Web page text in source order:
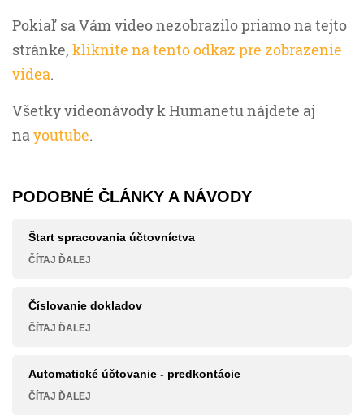
Pokiaľ sa Vám video nezobrazilo priamo na tejto
stránke, kliknite na tento odkaz pre zobrazenie
videa.
Všetky videonávody k Humanetu nájdete aj
nayoutube.
PODOBNÉ ČLÁNKY A NÁVODY
Štart spracovania účtovníctva
ČÍTAJ ĎALEJ
Číslovanie dokladov
ČÍTAJ ĎALEJ
Automatické účtovanie - predkontácie
ČÍTAJ ĎALEJ